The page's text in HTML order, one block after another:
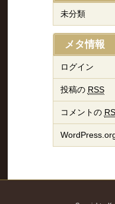
未分類
メタ情報
ログイン
投稿の RSS
コメントの